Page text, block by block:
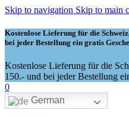
Skip to navigation Skip to main
Kostenlose Lieferung für die
bei jeder Bestellung ein gratis
Kostenlose Lieferung für die
150.- und bei jeder Bestellung
0
German